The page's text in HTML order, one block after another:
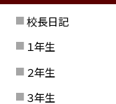
校長日記
１年生
２年生
３年生